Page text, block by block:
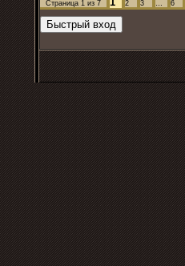
Страница 1 из 7 2 3 … 6